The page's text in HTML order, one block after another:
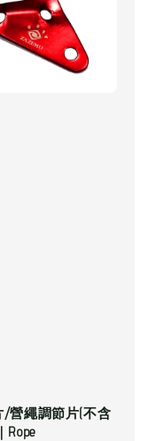
/營繩調節片(不含
Rope